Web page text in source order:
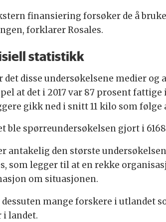
finansiering forsøker de å
forklarer Rosales.
statistikk
det disse undersøkelsene medier
at det i 2017 var 87 prosent fattige
gikk ned i snitt 11 kilo som følge
ble spørreundersøkelsen gjort i
antakelig den største
som legger til at en rekke
om situasjonen.
dessuten mange forskere i utlandet
i landet.